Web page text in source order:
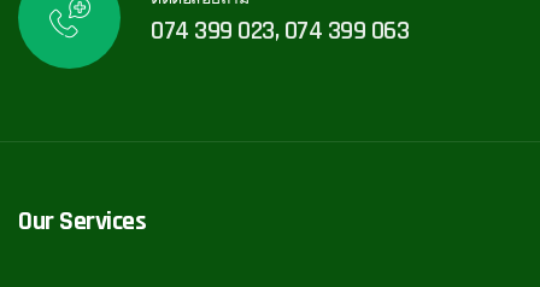
074 399 023, 074 399 063
Our Services